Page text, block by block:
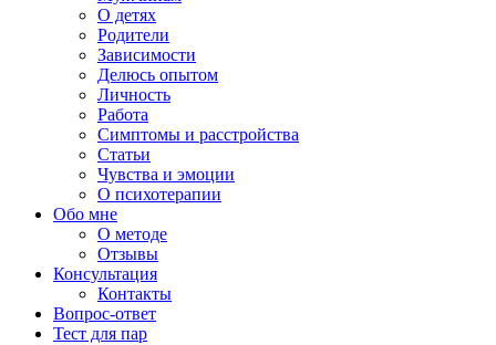
О детях
Родители
Зависимости
Делюсь опытом
Личность
Работа
Симптомы и расстройства
Статьи
Чувства и эмоции
О психотерапии
Обо мне
О методе
Отзывы
Консультация
Контакты
Вопрос-ответ
Тест для пар